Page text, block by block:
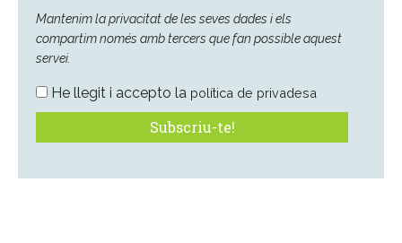
Mantenim la privacitat de les seves dades i els
compartim només amb tercers que fan possible aquest
servei.
He llegit i accepto la política de privadesa